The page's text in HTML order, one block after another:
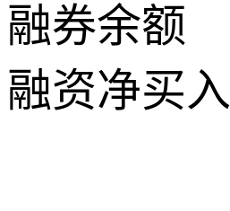
融券余额
融资净买入